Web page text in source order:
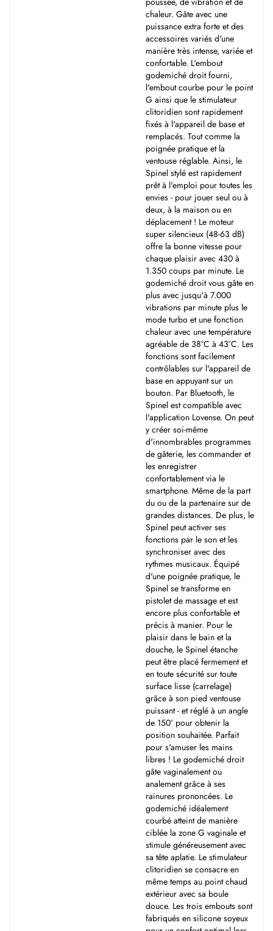
chaleur. Gâte avec une
puissance extra forte et des
accessoires variés d'une
manière très intense, variée et
confortable. L'embout
godemiché droit fourni,
l'embout courbe pour le point
G ainsi que le stimulateur
clitoridien sont rapidement
fixés à l'appareil de base et
remplacés. Tout comme la
poignée pratique et la
ventouse réglable. Ainsi, le
Spinel stylé est rapidement
prêt à l'emploi pour toutes les
envies - pour jouer seul ou à
deux, à la maison ou en
déplacement ! Le moteur
super silencieux (48-63 dB)
offre la bonne vitesse pour
chaque plaisir avec 430 à
1.350 coups par minute. Le
godemiché droit vous gâte en
plus avec jusqu'à 7.000
vibrations par minute plus le
mode turbo et une fonction
chaleur avec une température
agréable de 38°C à 43°C. Les
fonctions sont facilement
contrôlables sur l'appareil de
base en appuyant sur un
bouton. Par Bluetooth, le
Spinel est compatible avec
l'application Lovense. On peut
y créer soi-même
d'innombrables programmes
de gâterie, les commander et
les enregistrer
confortablement via le
smartphone. Même de la part
du ou de la partenaire sur de
grandes distances. De plus, le
Spinel peut activer ses
fonctions par le son et les
synchroniser avec des
rythmes musicaux. Équipé
d'une poignée pratique, le
Spinel se transforme en
pistolet de massage et est
encore plus confortable et
précis à manier. Pour le
plaisir dans le bain et la
douche, le Spinel étanche
peut être placé fermement et
en toute sécurité sur toute
surface lisse (carrelage)
grâce à son pied ventouse
puissant - et réglé à un angle
de 150° pour obtenir la
position souhaitée. Parfait
pour s'amuser les mains
libres ! Le godemiché droit
gâte vaginalement ou
analement grâce à ses
rainures prononcées. Le
godemiché idéalement
courbé atteint de manière
ciblée la zone G vaginale et
stimule généreusement avec
sa tête aplatie. Le stimulateur
clitoridien se consacre en
même temps au point chaud
extérieur avec sa boule
douce. Les trois embouts sont
fabriqués en silicone soyeux